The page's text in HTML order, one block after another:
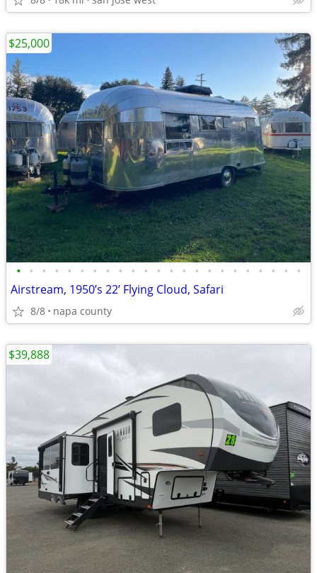
• • • • • • • • • • • • • • • • • • • • • • •
Airstream, 1950’s 22’ Flying Cloud, Safari
8/8 napa county
$25,000
$39,888